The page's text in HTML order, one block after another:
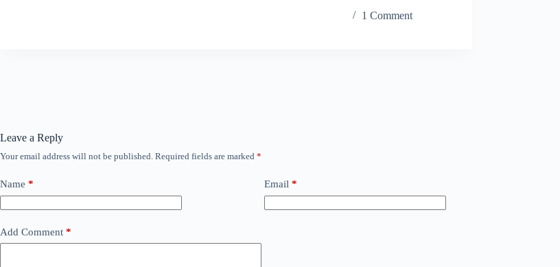
1 Comment
Leave a Reply
Your email address will not be published. Required fields are marked *
Name * Email *
Add Comment *